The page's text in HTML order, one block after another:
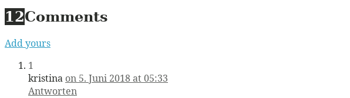
12Comments
Add yours
1
kristina on 5. Juni 2018 at 05:33
Antworten